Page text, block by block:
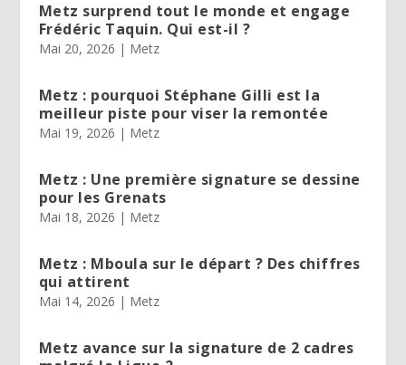
Metz surprend tout le monde et engage
Frédéric Taquin. Qui est-il ?
Mai 20, 2026 | Metz
Metz : pourquoi Stéphane Gilli est la
meilleur piste pour viser la remontée
Mai 19, 2026 | Metz
Metz : Une première signature se dessine
pour les Grenats
Mai 18, 2026 | Metz
Metz : Mboula sur le départ ? Des chiffres
qui attirent
Mai 14, 2026 | Metz
Metz avance sur la signature de 2 cadres